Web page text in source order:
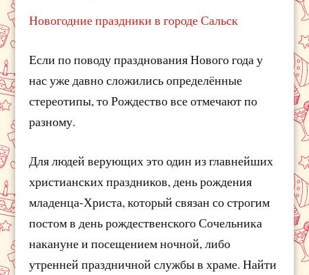
Новогодние праздники в городе Сальск
Если по поводу празднования Нового года у
нас уже давно сложились определённые
стереотипы, то Рождество все отмечают по
разному.
Для людей верующих это один из главнейших
христианских праздников, день рождения
младенца-Христа, который связан со строгим
постом в день рождественского Сочельника
накануне и посещением ночной, либо
утренней праздничной службы в храме. Найти